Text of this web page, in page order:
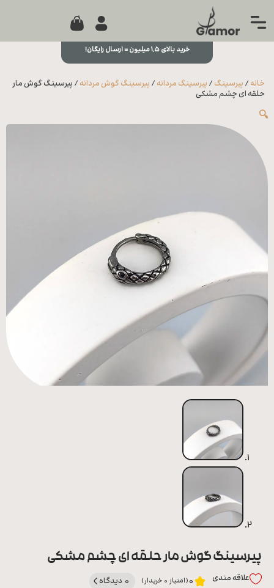
جستجو...
مجله
محصولات
پیرسینگ
ورشو
0
خرید بالای ۱,۵ میلیون = ارسال رایگان!
خانه / پیرسینگ / پیرسینگ مردانه / پیرسینگ گوش مردانه / پیرسینگ گوش مار
حلقه ای چشم مشکی
🔍
پیرسینگ گوش مار حلقه ای چشم مشکی
علاقه‌ مندی 0(امتیاز 0 خریدار) 0 دیدگاه